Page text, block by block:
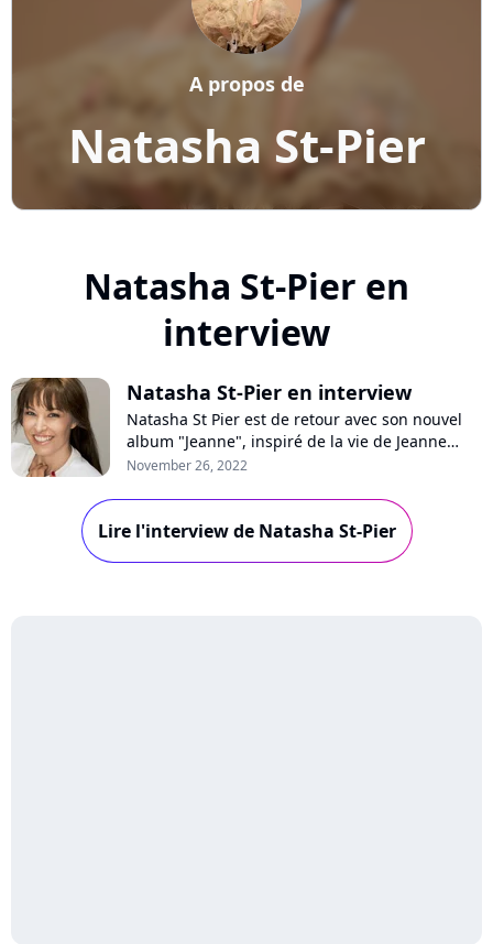
Natasha St-Pier
A propos de
Natasha St-Pier en
interview
Natasha St-Pier en interview
Natasha St Pier est de retour avec son nouvel
album "Jeanne", inspiré de la vie de Jeanne
d'Arc et des écrits de Thérèse de Lisieurs. En
ces figures féministes, l'étiquette de chanteuse
spirituelle ou encore sa tournée des églises.
November 26, 2022
Lire l'interview de Natasha St-Pier